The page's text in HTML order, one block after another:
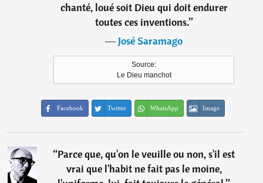
chanté, loué soit Dieu qui doit endurer
toutes ces inventions.”
―José Saramago
Source:
Le Dieu manchot
Facebook Twitter WhatsApp Image
“Parce que, qu'on le veuille ou non, s'il est
vrai que l'habit ne fait pas le moine,